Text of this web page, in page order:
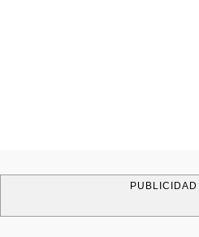
PUBLICIDAD